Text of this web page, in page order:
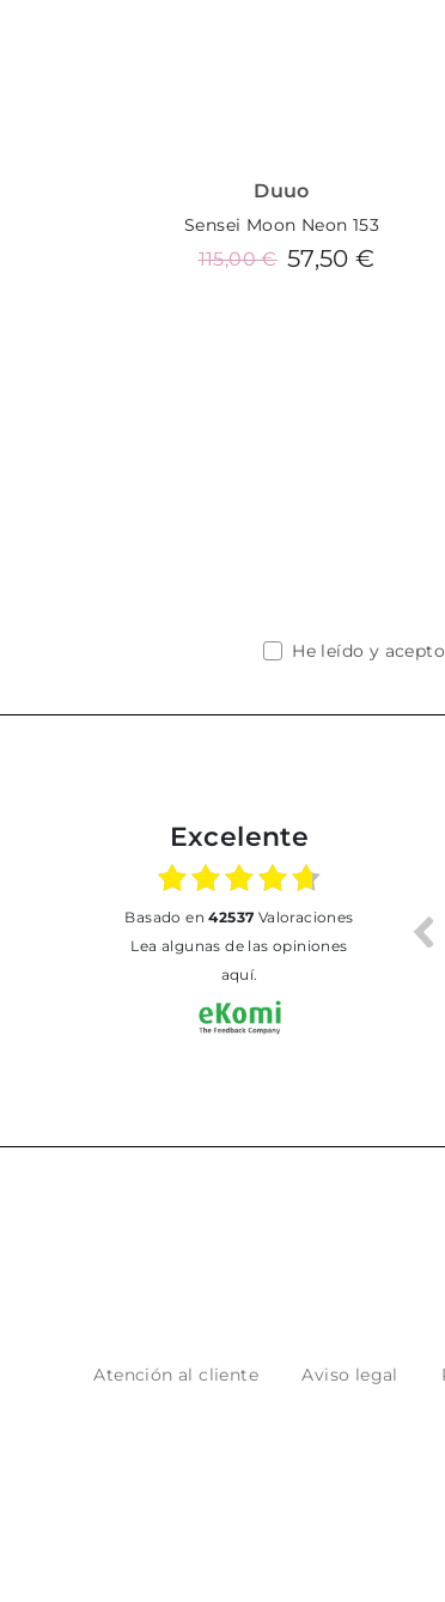
Duuo
Sensei Moon Neon 153
57,50 €
115,00 €
He leído y
Excelente
basado en42537 Valoraciones
Lea algunas de las opiniones
aquí.
Atención al cliente Aviso legal